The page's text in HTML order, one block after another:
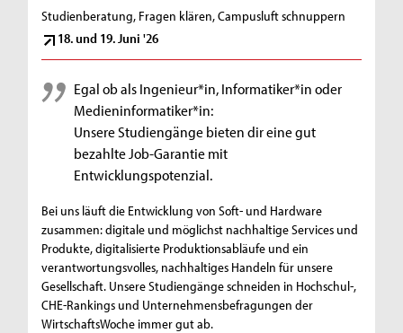
Studienberatung, Fragen klären, Campusluft schnuppern
18. und 19. Juni '26
Egal ob als Ingenieur*in, Informatiker*in oder
Medieninformatiker*in:
Unsere Studiengänge bieten dir eine gut
bezahlte Job-Garantie mit
Entwicklungspotenzial.
Bei uns läuft die Entwicklung von Soft- und Hardware
zusammen: digitale und möglichst nachhaltige Services und
Produkte, digitalisierte Produktionsabläufe und ein
verantwortungsvolles, nachhaltiges Handeln für unsere
Gesellschaft. Unsere Studiengänge schneiden in Hochschul-,
CHE-Rankings und Unternehmensbefragungen der
WirtschaftsWoche immer gut ab.